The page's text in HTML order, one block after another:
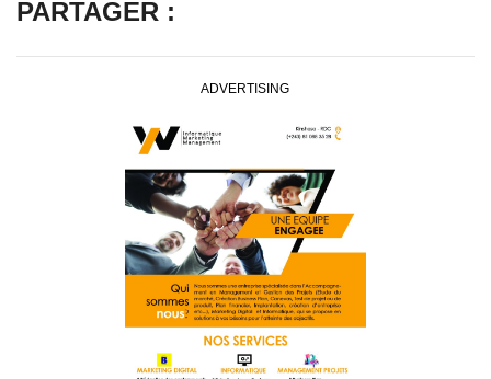
PARTAGER :
ADVERTISING